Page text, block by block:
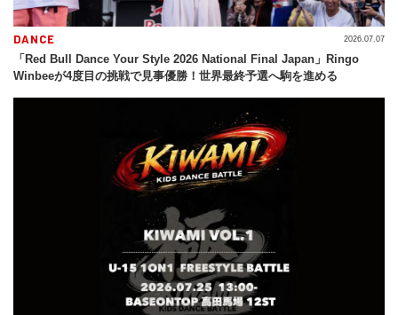
DANCE
「Red Bull Dance Your Style 2026 National Final Japan」Ringo
Winbeeが4度目の挑戦で見事優勝！世界最終予選へ駒を進める
2026.07.07